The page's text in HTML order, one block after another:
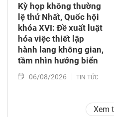
Kỳ họp không thường
lệ thứ Nhất, Quốc hội
khóa XVI: Đề xuất luật
hóa việc thiết lập
hành lang không gian,
tầm nhìn hướng biển
06/08/2026 TIN TỨC
Xem